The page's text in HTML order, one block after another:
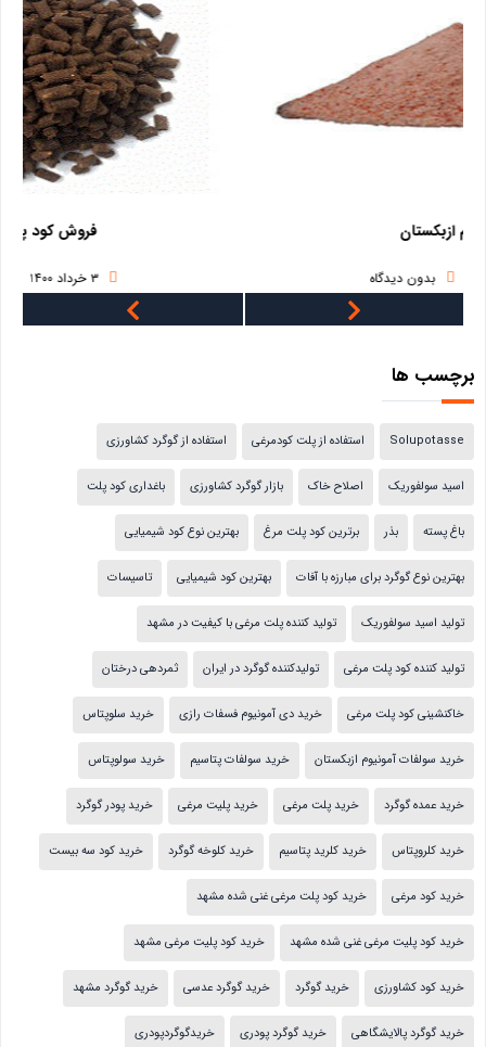
بدون دیدگاه
برچسب ها
Solupotasse استفاده از پلت کودمرغی استفاده از گوگرد کشاورزی
اسید سولفوریک اصلاح خاک بازار گوگرد کشاورزی باغداری کود پلت
باغ پسته بذر برترین کود پلت مرغ بهترین نوع کود شیمیایی
بهترین نوع گوگرد برای مبارزه با آفات بهترین کود شیمیایی تاسیسات
تولید اسید سولفوریک تولید کننده پلت مرغی با کیفیت در مشهد
تولید کننده کود پلت مرغی تولیدکننده گوگرد در ایران ثمردهی درختان
خاکنشینی کود پلت مرغی خرید دی آمونیوم فسفات رازی خرید سلوپتاس
خرید سولفات آمونیوم ازبکستان خرید سولفات پتاسیم خرید سولوپتاس
خرید عمده گوگرد خرید پلت مرغی خرید پلیت مرغی خرید پودر گوگرد
خرید کلروپتاس خرید کلرید پتاسیم خرید کلوخه گوگرد خرید کود سه بیست
خرید کود مرغی خرید کود پلت مرغی غنی شده مشهد
خرید کود پلیت مرغی غنی شده مشهد خرید کود پلیت مرغی مشهد
خرید کود کشاورزی خرید گوگرد خرید گوگرد عدسی خرید گوگرد مشهد
خرید گوگرد پالایشگاهی خرید گوگرد پودری خریدگوگردپودری